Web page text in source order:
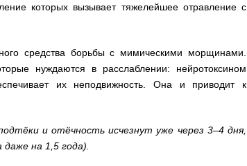
которых вызывает тяжелейшее отравление с
средства борьбы с мимическими морщинами.
нуждаются в расслаблении: нейротоксином
их неподвижность. Она и приводит к
и отёчность исчезнут уже через 3–4 дня,
на 1,5 года).